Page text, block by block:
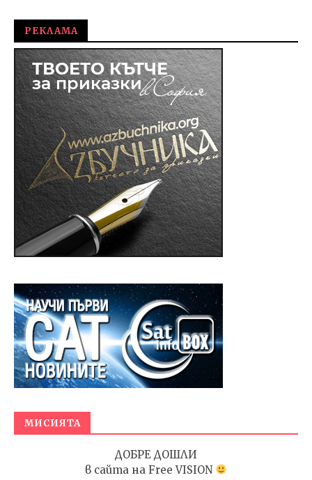
РЕКЛАМА
МИСИЯТА
ДОБРЕ ДОШЛИ
в сайта на Free VISION